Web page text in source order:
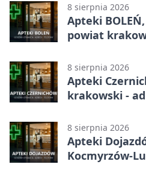
8 sierpnia 2026
Apteki
powiat
8 sierpnia 2026
Apteki
krakowski -
8 sierpnia 2026
Apteki
Kocmyrzów-